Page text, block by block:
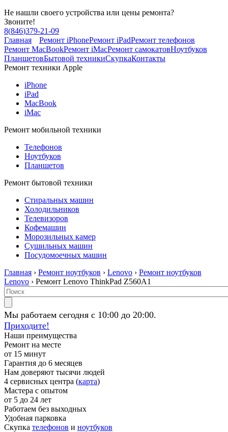
Не нашли своего устройства или цены ремонта?
Звоните!
8(846)379-21-09
Главная
Ремонт iPhoneРемонт iPadРемонт телефонов
Ремонт MacBookРемонт iMacРемонт самокатовНоутбуков
ПланшетовБытовой техникиСкупкаКонтакты
Ремонт техники Apple
iPhone
iPad
MacBook
iMac
Ремонт мобильной техники
Телефонов
Ноутбуков
Планшетов
Ремонт бытовой техники
Стиральных машин
Холодильников
Телевизоров
Кофемашин
Морозильных камер
Сушильных машин
Посудомоечных машин
Главная › Ремонт ноутбуков › Lenovo › Ремонт ноутбуков
Lenovo › Ремонт Lenovo ThinkPad Z560A1
Мы работаем сегодня с 10:00 до 20:00.
Приходите!
Наши преимущества
Ремонт на месте
от 15 минут
Гарантия до 6 месяцев
Нам доверяют тысячи людей
4 сервисных центра (карта)
Мастера с опытом
от 5 до 24 лет
Работаем без выходных
Удобная парковка
Скупка телефонов и ноутбуков